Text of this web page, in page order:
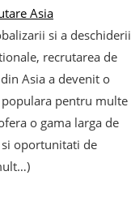
Asia
si a deschiderii
recrutarea de
Asia a devenit o
pentru multe
o gama larga de
oportunitati de